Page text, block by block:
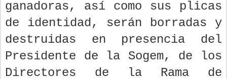
ganadoras, así como sus plicas
de identidad, serán borradas y
destruidas en presencia del
Presidente de la Sogem, de los
Directores de la Rama de